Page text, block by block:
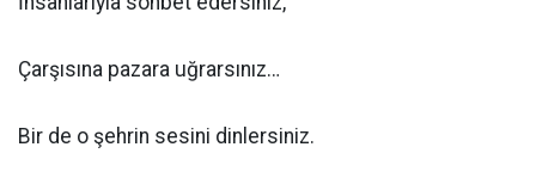
Çarşısına pazara uğrarsınız…
Bir de o şehrin sesini dinlersiniz.